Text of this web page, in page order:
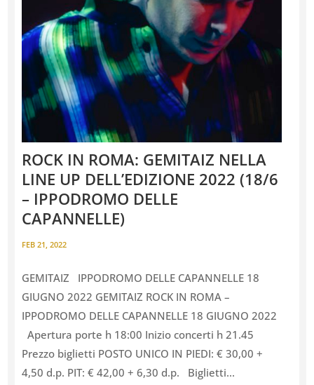
ROCK IN ROMA: GEMITAIZ NELLA
LINE UP DELL’EDIZIONE 2022 (18/6
– IPPODROMO DELLE
CAPANNELLE)
FEB 21, 2022
GEMITAIZ IPPODROMO DELLE CAPANNELLE 18
GIUGNO 2022 GEMITAIZ ROCK IN ROMA –
IPPODROMO DELLE CAPANNELLE 18 GIUGNO 2022
Apertura porte h 18:00 Inizio concerti h 21.45
Prezzo biglietti POSTO UNICO IN PIEDI: € 30,00 +
4,50 d.p. PIT: € 42,00 + 6,30 d.p. Biglietti...